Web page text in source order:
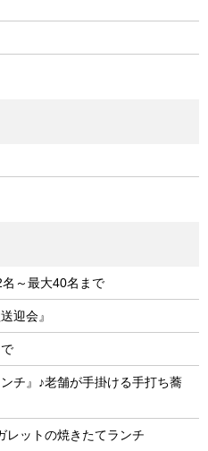
～最大40名まで
迎会』
チ』♪老舗が手掛ける手打ち蕎
レットの焼きたてランチ